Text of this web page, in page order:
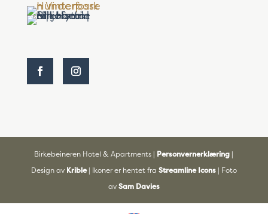
Birkebeineren Hotel & Apartments | Personvernerklæring |
Design av Krible| Ikoner er hentet fra Streamline Icons| Foto
avSam Davies